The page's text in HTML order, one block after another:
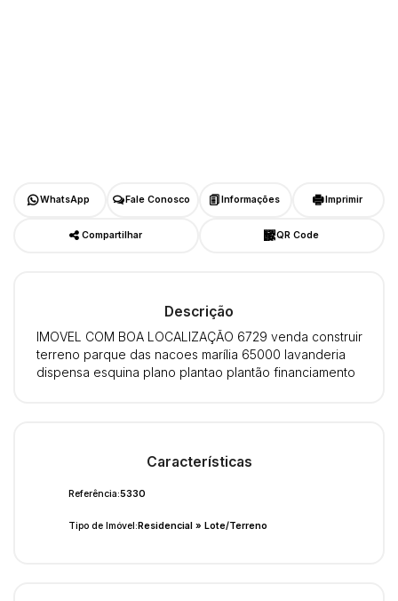
WhatsApp Fale Conosco Informações Imprimir
Compartilhar QR Code
Descrição
IMOVEL COM BOA LOCALIZAÇÃO 6729 venda construir
terreno parque das nacoes marília 65000 lavanderia
dispensa esquina plano plantao plantão financiamento
Características
Referência:5330
Tipo de Imóvel:Residencial » Lote/Terreno